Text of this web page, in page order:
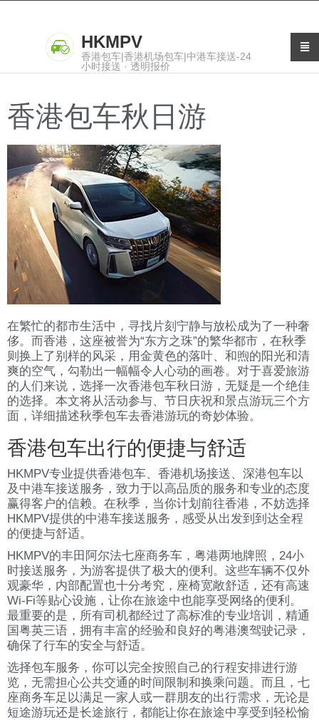
HKMPV
香港包车|香港机场包车|中港车接送-24
小时接送 · 透明报价
香港包车秋日游
在繁忙的都市生活中，寻找片刻宁静与放松成为了一种奢
侈。而香港，这座被誉为“东方之珠”的繁华都市，在秋季
则换上了别样的风采，用金黄色的落叶、和煦的阳光和清
爽的空气，勾勒出一幅幅令人心动的画卷。对于喜爱旅游
的人们来说，选择一次香港包车秋日游，无疑是一个绝佳
的选择。本文将从活动参与、节日庆祝和景点游玩三个方
面，详细描述秋季包车去香港游玩的奇妙体验。
香港包车出行的便捷与舒适
HKMPV专业提供香港包车、香港机场接送、深港包车以
及中港车接送服务，致力于以高品质的服务和专业的态度
赢得客户的信赖。在秋季，当你计划前往香港，不妨选择
HKMPV提供的中港车接送服务，感受从出发到到达全程
的便捷与舒适。
HKMPV的丰田阿尔法七座商务车，粤港两地牌照，24小
时接送服务，为游客提供了极大的便利。这些车辆不仅外
观豪华，内部配置也十分考究，座椅宽敞舒适，还有高速
Wi-Fi等贴心设施，让你在旅途中也能享受网络的便利。
最重要的是，所有司机都经过了高标准的专业培训，精通
国粤英三语，拥有丰富的经验和良好的粤港澳驾驶记录，
确保了行车的安全与舒适。
选择包车服务，你可以完全按照自己的行程安排进行游
览，无需担心公共交通的时间限制和换乘问题。而且，七
座商务车足以满足一家人或一群朋友的出行需求，无论是
短途游玩还是长途旅行，都能让你在旅途中享受到轻松愉